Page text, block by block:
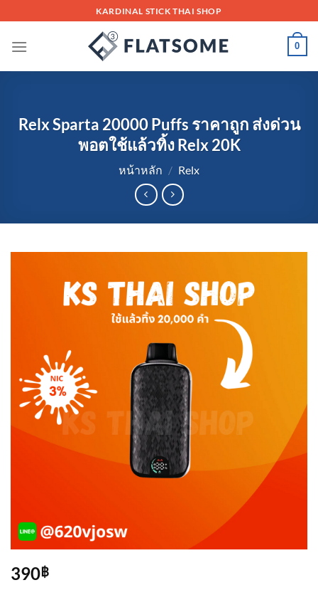
to
content
KARDINAL STICK THAI SHOP
0
Relx Sparta 20000 Puffs ราคาถูก ส่งด่วน
พอตใช้แล้วทิ้ง Relx 20K
หน้าหลัก / Relx
390฿